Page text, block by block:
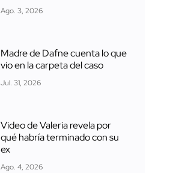
Ago. 3, 2026
Madre de Dafne cuenta lo que
vio en la carpeta del caso
Jul. 31, 2026
Video de Valeria revela por
qué habría terminado con su
ex
Ago. 4, 2026